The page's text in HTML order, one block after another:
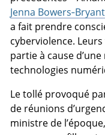
Jenna
a fait prendre
cyberviolence.
partie à cause
technologies
Le tollé provoqué
de réunions
ministre de